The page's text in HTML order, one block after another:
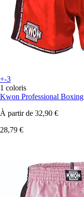
+-3
1 coloris
Kwon Professional Boxing
À partir de 32,90 €
28,79 €